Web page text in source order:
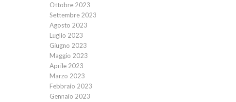
Ottobre 2023
Settembre 2023
Agosto 2023
Luglio 2023
Giugno 2023
Maggio 2023
Aprile 2023
Marzo 2023
Febbraio 2023
Gennaio 2023